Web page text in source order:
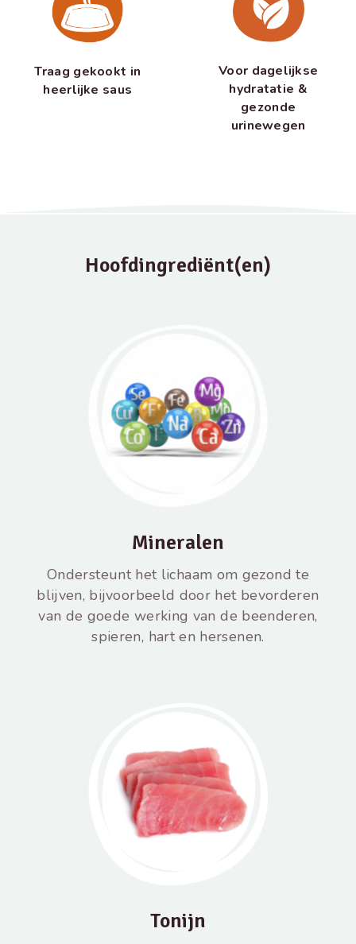
Traag gekookt in
heerlijke saus
Voor dagelijkse
hydratatie &
gezonde
urinewegen
Hoofdingrediënt(en)
Mineralen
Ondersteunt het lichaam om gezond te
blijven, bijvoorbeeld door het bevorderen
van de goede werking van de beenderen,
spieren, hart en hersenen.
Tonijn